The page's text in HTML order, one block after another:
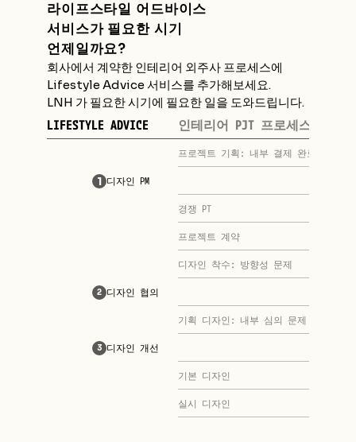
라이프스타일 어드바이스
서비스가 필요한 시기
언제일까요?
회사에서 계약한 인테리어 외주사 프로세스에
Lifestyle Advice 서비스를 추가해보세요.
LNH 가 필요한 시기에 필요한 일을 도와드립니다.
LIFESTYLE ADVICE
1 디자인 PM
2 디자인 협의
3 디자인 개선
인테리어 PJT 프로세스
프로젝트 기획: 내부 결제 완료
경쟁 PT
프로젝트 계약
디자인 착수: 방향성 문제
기획 디자인: 내부 심의 문제
기본 디자인
실시 디자인